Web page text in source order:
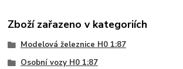
Zboží zařazeno v kategoriích
Modelová železnice H0 1:87
Osobní vozy H0 1:87